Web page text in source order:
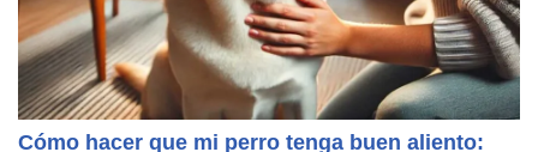
Cómo hacer que mi perro tenga buen aliento: